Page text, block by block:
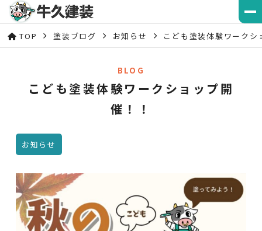
TOP 塗装ブログ お知らせ こども塗装体験ワークシ
BLOG
こども塗装体験ワークショップ開
催！！
お知らせ